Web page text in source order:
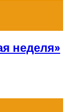
неделя»